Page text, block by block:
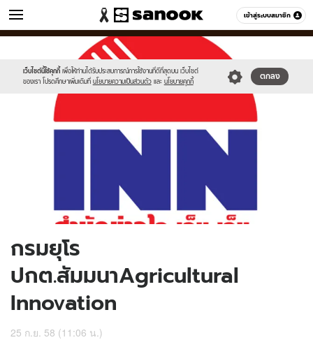
เข้าสู่ระบบสมาชิก
ข่าว หมวดอื่นๆ
เว็บไซต์นี้ใช้คุกกี้ เพื่อให้ท่านได้รับประสบการณ์การใช้งานที่ดีที่สุดบน เว็บไซต์
ของเรา โปรดศึกษาเพิ่มเติมที่ นโยบายความเป็นส่วนตัว และ นโยบายคุกกี้
ตกลง
//s.isanook.com/sr/0/images/logo-
sanook.png
//s.isanook.com/ns/0/ud/374/1871634/648252-
กรมยุโร
ปกต.สัมมนาAgricultural
Innovation
25 ก.ย. 58 (11:06 น.)